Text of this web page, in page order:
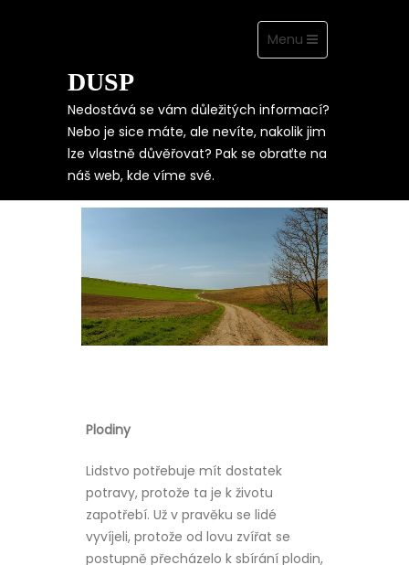
Toggle
navigation
Menu
DUSP
Nedostává se vám důležitých informací?
Nebo je sice máte, ale nevíte, nakolik jim
lze vlastně důvěřovat? Pak se obraťte na
náš web, kde víme své.
TECHNIKA V
ZEMĚDĚLSTVÍ
Plodiny
Lidstvo potřebuje mít dostatek
potravy, protože ta je k životu
zapotřebí. Už v pravěku se lidé
vyvíjeli, protože od lovu zvířat se
postupně přecházelo k sbírání plodin,